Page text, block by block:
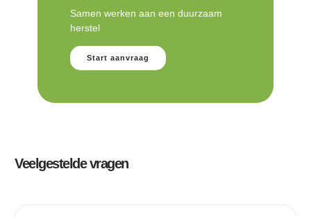
Samen werken aan een duurzaam
herstel
Start aanvraag
Veelgestelde vragen